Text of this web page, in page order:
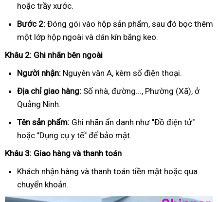
hoặc trầy xước.
Bước 2: Đóng gói vào hộp sản phẩm, sau đó bọc thêm
một lớp hộp ngoài và dán kín băng keo.
Khâu 2: Ghi nhãn bên ngoài
Người nhận: Nguyên văn A, kèm số điện thoại.
Địa chỉ giao hàng: Số nhà, đường..., Phường (Xã), ở
Quảng Ninh.
Tên sản phẩm: Ghi nhãn ẩn danh như "Đồ điện tử"
hoặc "Dụng cụ y tế" để bảo mật.
Khâu 3: Giao hàng và thanh toán
Khách nhận hàng và thanh toán tiền mặt hoặc qua
chuyển khoản.